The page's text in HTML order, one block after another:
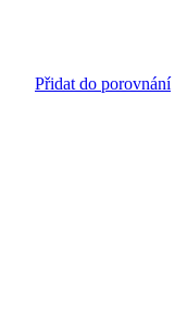
Přidat do porovnání